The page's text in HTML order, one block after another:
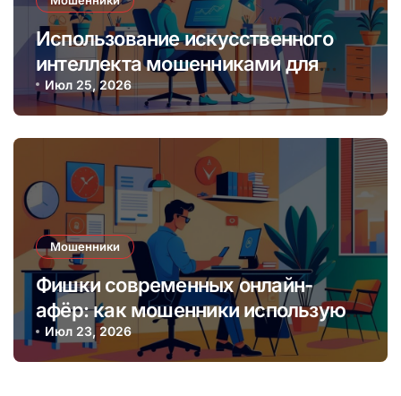
Использование искусственного
интеллекта мошенниками для
создания фальшивых онлайн-
лендинг-пейджей
Июл 25, 2026
Мошенники
Фишки современных онлайн-
афёр: как мошенники используют
социальные сети и мессенджеры
Июл 23, 2026